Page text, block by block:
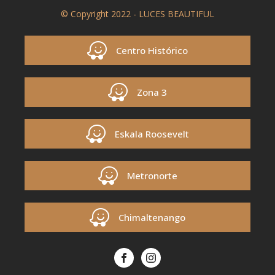
© Copyright 2022 - LUCES BEAUTIFUL
Centro Histórico
Zona 3
Eskala Roosevelt
Metronorte
Chimaltenango